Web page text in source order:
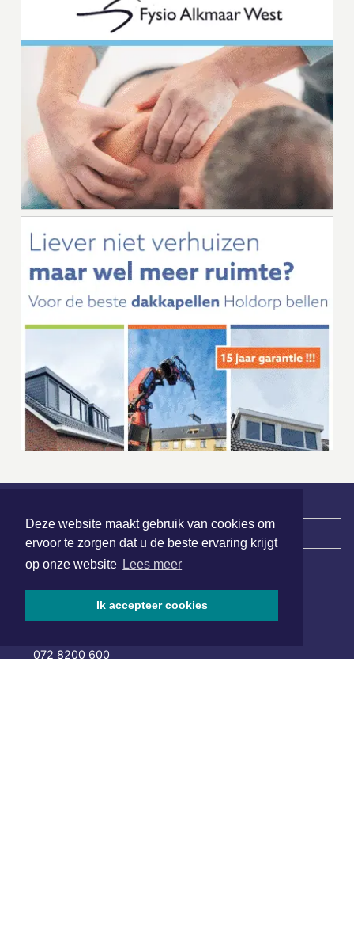
Deze website maakt gebruik van cookies om
ervoor te zorgen dat u de beste ervaring krijgt
op onze website Lees meer
Ik accepteer cookies
Nieuws | Sport | Evenementen
Hoofdvestiging:
van Benthuizenlaan 1
072 8200 600